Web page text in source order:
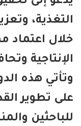
وتعزيز
اعتماد
هذه
تطوير